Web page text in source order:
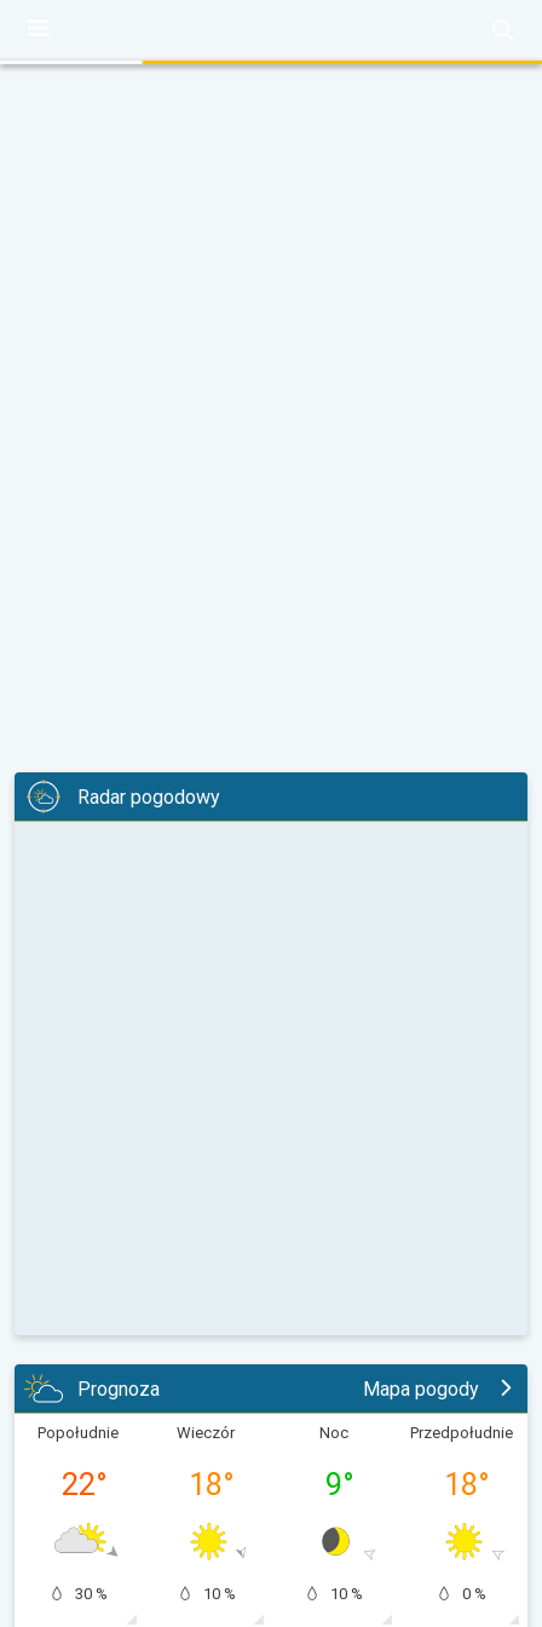
Radar pogodowy
Prognoza Mapa pogody
Popołudnie
22°
30 %
Wieczór
18°
10 %
Noc
9°
10 %
Przedpołudnie
18°
0 %